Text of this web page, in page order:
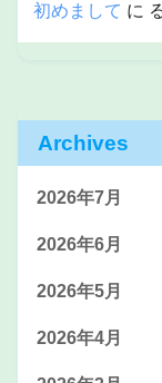
初めまして に
Archives
2026年7月
2026年6月
2026年5月
2026年4月